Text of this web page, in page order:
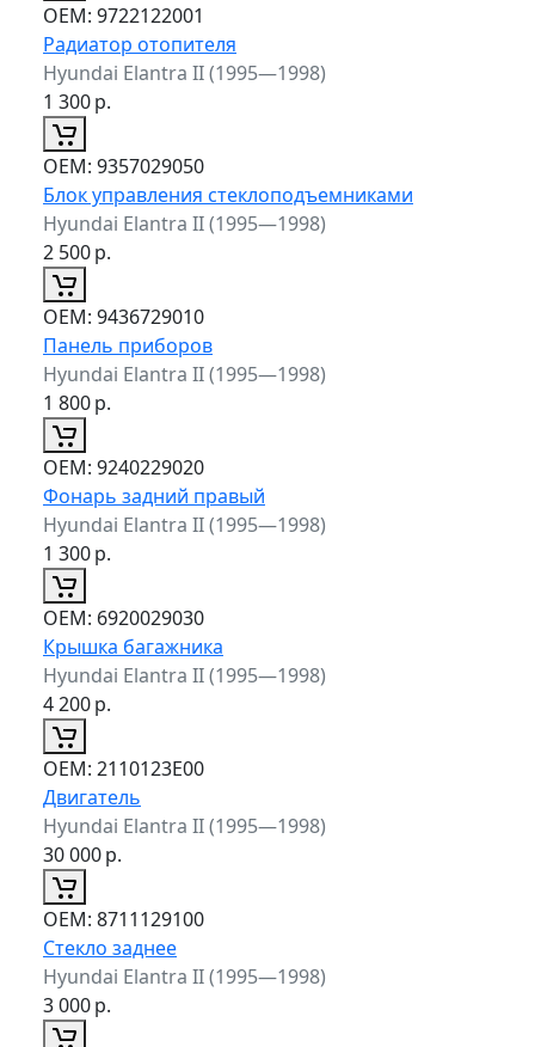
ОЕМ: 9722122001
Радиатор отопителя
Hyundai Elantra II (1995—1998)
1 300р.
ОЕМ: 9357029050
Блок управления стеклоподъемниками
Hyundai Elantra II (1995—1998)
2 500р.
ОЕМ: 9436729010
Панель приборов
Hyundai Elantra II (1995—1998)
1 800р.
ОЕМ: 9240229020
Фонарь задний правый
Hyundai Elantra II (1995—1998)
1 300р.
ОЕМ: 6920029030
Крышка багажника
Hyundai Elantra II (1995—1998)
4 200р.
ОЕМ: 2110123E00
Двигатель
Hyundai Elantra II (1995—1998)
30 000р.
ОЕМ: 8711129100
Стекло заднее
Hyundai Elantra II (1995—1998)
3 000р.